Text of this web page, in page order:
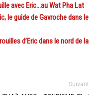
avec Eric…au Wat Pha Lat
le guide de Gavroche dans le
d’Eric dans le nord de la
Suivant